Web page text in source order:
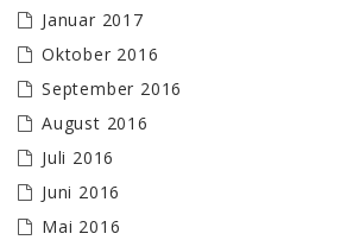
Januar 2017
Oktober 2016
September 2016
August 2016
Juli 2016
Juni 2016
Mai 2016